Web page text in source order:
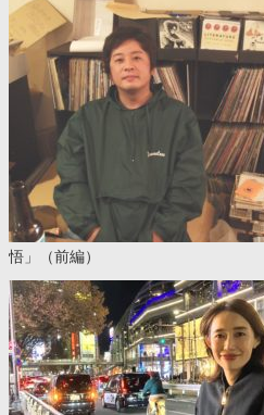
悟」（前編）